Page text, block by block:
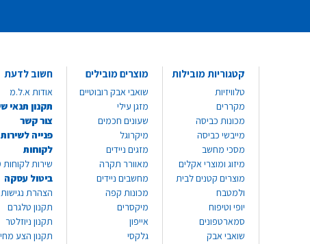
קטגוריות מובילות
טלוויזיות
מקררים
מכונות כביסה
מייבשי כביסה
מסכי מחשב
מיזוג ומוצרי אקלים
מוצרים קטנים לבית
ולמטבח
יופי וטיפוח
סמארטפונים
שואבי אבק
מוצרים מובילים
שואבי אבק רובוטיים
מזגן עילי
שעונים חכמים
מיקרוגל
מזגים ניידים
מאוורר תקרה
מחשבים ניידים
מכונות קפה
מיקסרים
אייפון
גלקסי
חשוב לדעת
אודות א.ל.מ
תקנון תנאי
צור קשר
פנייה לשירות
לקוחות
שירות לקוחות 8999*
ביטול עסקה
הצהרת נגישות
תקנון טלגרם
תקנון ניוזלטר
תקנון הצע